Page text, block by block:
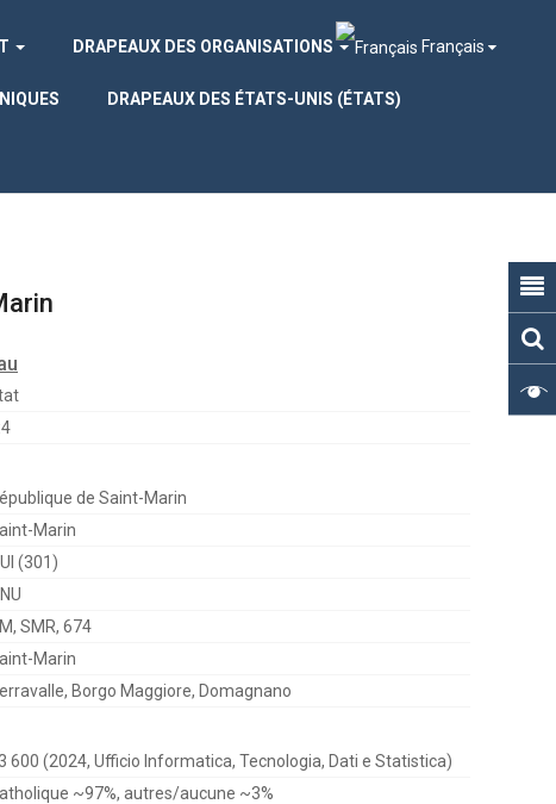
DRAPEAUX DES ORGANISATIONS
DRAPEAUX DES ÉTATS-UNIS (ÉTATS)
Français
de Saint-Marin
Marin
(301)
SMR, 674
Marin
Borgo Maggiore, Domagnano
600 (2024, Ufficio Informatica, Tecnologia, Dati e Statistica)
~97%, autres/aucune ~3%